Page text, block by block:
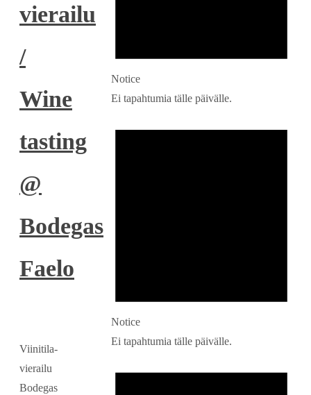
vierailu
/
Wine
tasting
@
Bodegas
Faelo
Viinitila-
vierailu
Bodegas
Notice
Ei tapahtumia tälle päivälle.
Notice
Ei tapahtumia tälle päivälle.